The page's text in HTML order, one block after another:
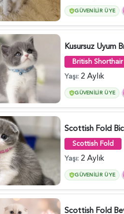
GÜVENILIR ÜYE
British Shorthair
Yaşı: 2 Aylık
GÜVENILIR ÜYE
Scottish Fold
Yaşı: 2 Aylık
GÜVENILIR ÜYE